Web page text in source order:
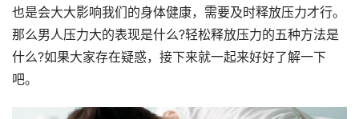
也是会大大影响我们的身体健康，需要及时释放压力才行。
那么男人压力大的表现是什么?轻松释放压力的五种方法是
什么?如果大家存在疑惑，接下来就一起来好好了解一下
吧。